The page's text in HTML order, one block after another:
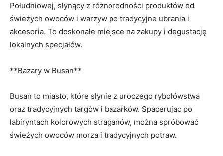
Południowej, słynący⁣ z różnorodności produktów od
świeżych owoców i warzyw po⁤ tradycyjne ubrania i
akcesoria. ​To ⁣doskonałe⁤ miejsce na zakupy ⁣i⁢ degustację
⁤lokalnych specjałów.
**Bazary w​ Busan**
Busan⁤ to miasto, które słynie ⁤z⁣ uroczego rybołówstwa
oraz​ tradycyjnych⁢ targów i bazarków. Spacerując po
labiryntach kolorowych straganów,​ można spróbować​
świeżych owoców morza i tradycyjnych ⁤potraw.